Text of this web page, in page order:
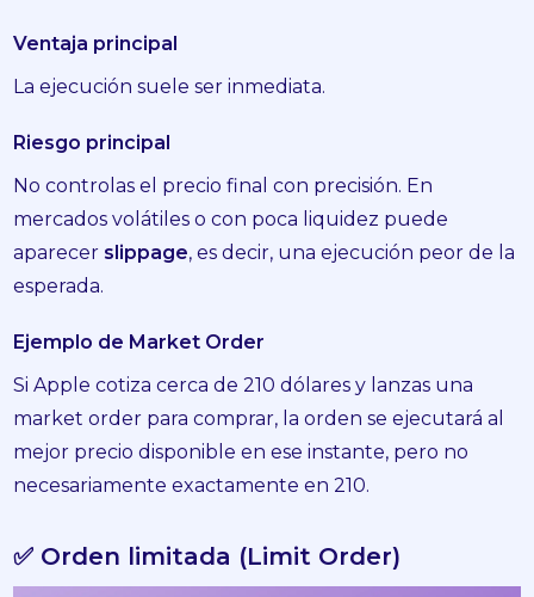
Ventaja principal
La ejecución suele ser inmediata.
Riesgo principal
No controlas el precio final con precisión. En
mercados volátiles o con poca liquidez puede
aparecer slippage, es decir, una ejecución peor de la
esperada.
Ejemplo de Market Order
Si Apple cotiza cerca de 210 dólares y lanzas una
market order para comprar, la orden se ejecutará al
mejor precio disponible en ese instante, pero no
necesariamente exactamente en 210.
✅ Orden limitada (Limit Order)